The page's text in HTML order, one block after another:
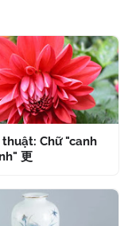
thuật: Chữ "canh
更